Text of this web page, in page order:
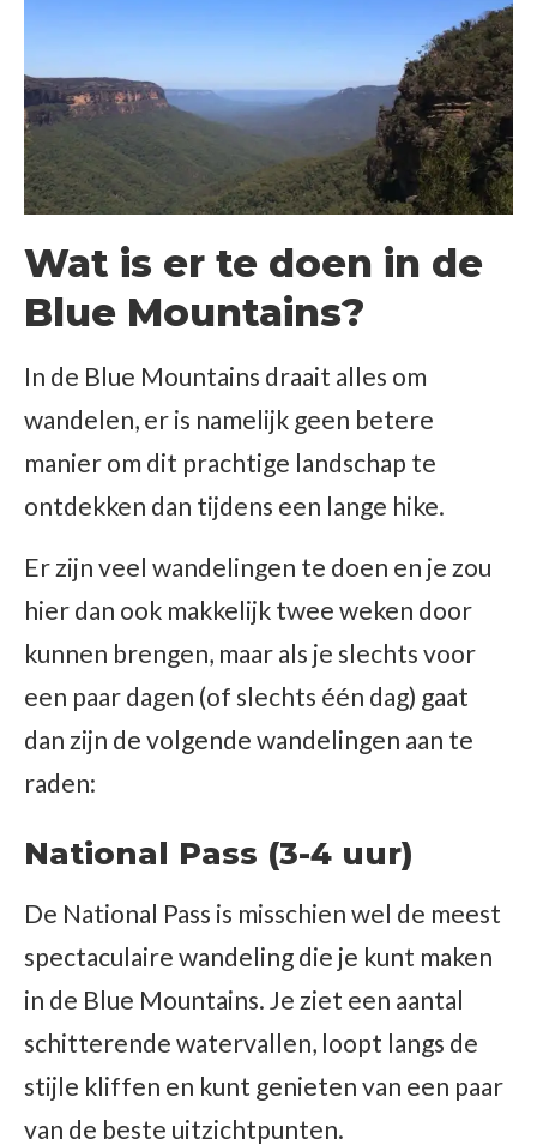
Wat is er te doen in de
Blue Mountains?
In de Blue Mountains draait alles om
wandelen, er is namelijk geen betere
manier om dit prachtige landschap te
ontdekken dan tijdens een lange hike.
Er zijn veel wandelingen te doen en je zou
hier dan ook makkelijk twee weken door
kunnen brengen, maar als je slechts voor
een paar dagen (of slechts één dag) gaat
dan zijn de volgende wandelingen aan te
raden:
National Pass (3-4 uur)
De National Pass is misschien wel de meest
spectaculaire wandeling die je kunt maken
in de Blue Mountains. Je ziet een aantal
schitterende watervallen, loopt langs de
stijle kliffen en kunt genieten van een paar
van de beste uitzichtpunten.